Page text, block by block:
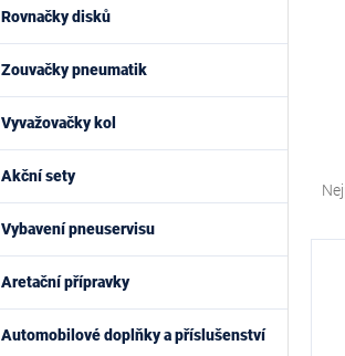
Rovnačky disků
Zouvačky pneumatik
Vyvažovačky kol
Akční sety
Vybavení pneuservisu
Aretační přípravky
Automobilové doplňky a příslušenství
e